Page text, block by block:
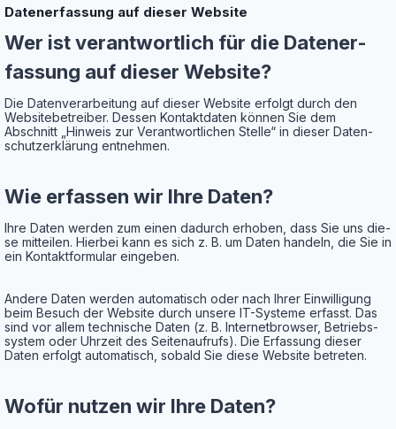
Daten­er­fas­sung auf die­ser Website
Wer ist ver­ant­wort­lich für die Daten­er­
fas­sung auf die­ser Website?
Die Daten­ver­ar­bei­tung auf die­ser Web­site erfolgt durch den
Web­site­be­trei­ber. Des­sen Kon­takt­da­ten kön­nen Sie dem
Abschnitt „Hin­weis zur Ver­ant­wort­li­chen Stel­le“ in die­ser Daten­
schutz­er­klä­rung entnehmen.
Wie erfas­sen wir Ihre Daten?
Ihre Daten wer­den zum einen dadurch erho­ben, dass Sie uns die­
se mit­tei­len. Hier­bei kann es sich z. B. um Daten han­deln, die Sie in
ein Kon­takt­for­mu­lar eingeben.
Ande­re Daten wer­den auto­ma­tisch oder nach Ihrer Ein­wil­li­gung
beim Besuch der Web­site durch unse­re IT-Sys­te­me erfasst. Das
sind vor allem tech­ni­sche Daten (z. B. Inter­net­brow­ser, Betriebs­
sys­tem oder Uhr­zeit des Sei­ten­auf­rufs). Die Erfas­sung die­ser
Daten erfolgt auto­ma­tisch, sobald Sie die­se Web­site betreten.
Wofür nut­zen wir Ihre Daten?